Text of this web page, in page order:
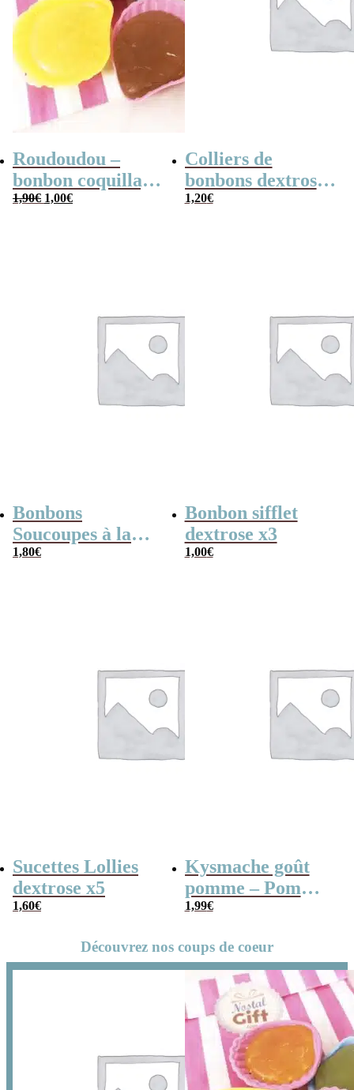
Roudoudou –
bonbon coquillage
x 5
1,90€ Le
1,00€Le
Colliers de
bonbons dextrose
x2
1,20€
Bonbons
Soucoupes à la
poudre (x20)
1,80€
Bonbon sifflet
dextrose x3
1,00€
Sucettes Lollies
dextrose x5
1,60€
Kysmache goût
pomme – Pom
Pom x 20
1,99€
Découvrez nos coups de coeur